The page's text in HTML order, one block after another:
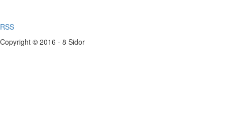
RSS
Copyright © 2016 - 8 Sidor